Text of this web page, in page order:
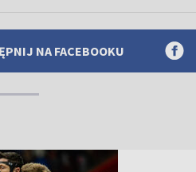
NA FACEBOOKU